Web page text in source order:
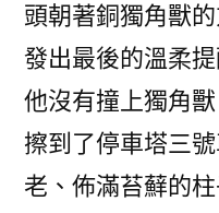
頭朝著銅獨角獸
發出最後的溫柔提
他沒有撞上獨角
擦到了停車塔三
老、佈滿苔蘚的